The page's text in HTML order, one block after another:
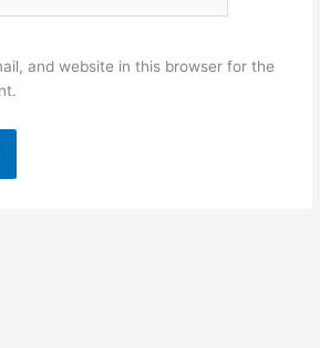
and website in this browser for the